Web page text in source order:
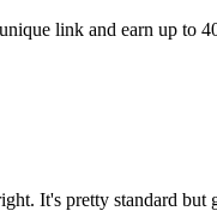
link and earn up to
It's pretty standard but